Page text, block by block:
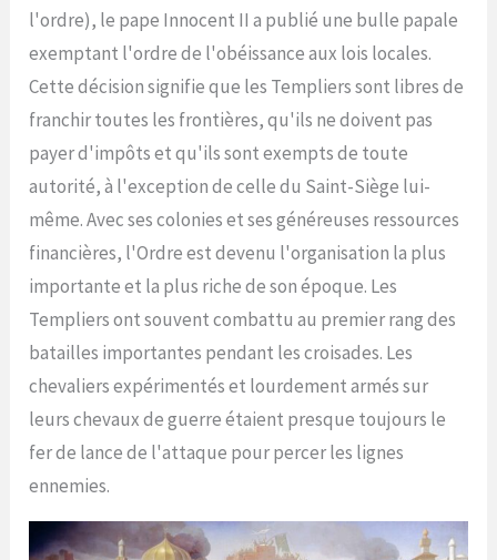
l'ordre), le pape Innocent II a publié une bulle papale
exemptant l'ordre de l'obéissance aux lois locales.
Cette décision signifie que les Templiers sont libres de
franchir toutes les frontières, qu'ils ne doivent pas
payer d'impôts et qu'ils sont exempts de toute
autorité, à l'exception de celle du Saint-Siège lui-
même. Avec ses colonies et ses généreuses ressources
financières, l'Ordre est devenu l'organisation la plus
importante et la plus riche de son époque. Les
Templiers ont souvent combattu au premier rang des
batailles importantes pendant les croisades. Les
chevaliers expérimentés et lourdement armés sur
leurs chevaux de guerre étaient presque toujours le
fer de lance de l'attaque pour percer les lignes
ennemies.